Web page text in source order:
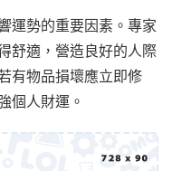
運勢的重要因素。專家
舒適，營造良好的人際
有物品損壞應立即修
個人財運。